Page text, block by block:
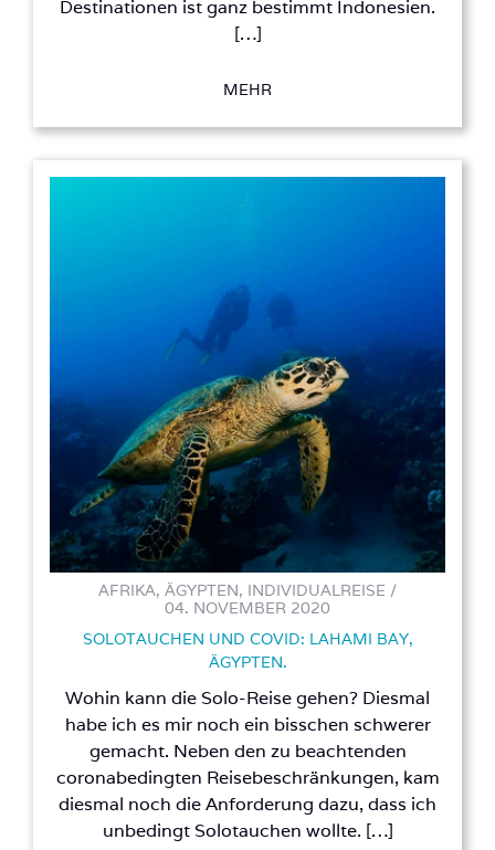
Destinationen ist ganz bestimmt Indonesien.
[…]
MEHR
AFRIKA, ÄGYPTEN, INDIVIDUALREISE /
04. NOVEMBER 2020
SOLOTAUCHEN UND COVID: LAHAMI BAY,
ÄGYPTEN.
Wohin kann die Solo-Reise gehen? Diesmal
habe ich es mir noch ein bisschen schwerer
gemacht. Neben den zu beachtenden
coronabedingten Reisebeschränkungen, kam
diesmal noch die Anforderung dazu, dass ich
unbedingt Solotauchen wollte. […]